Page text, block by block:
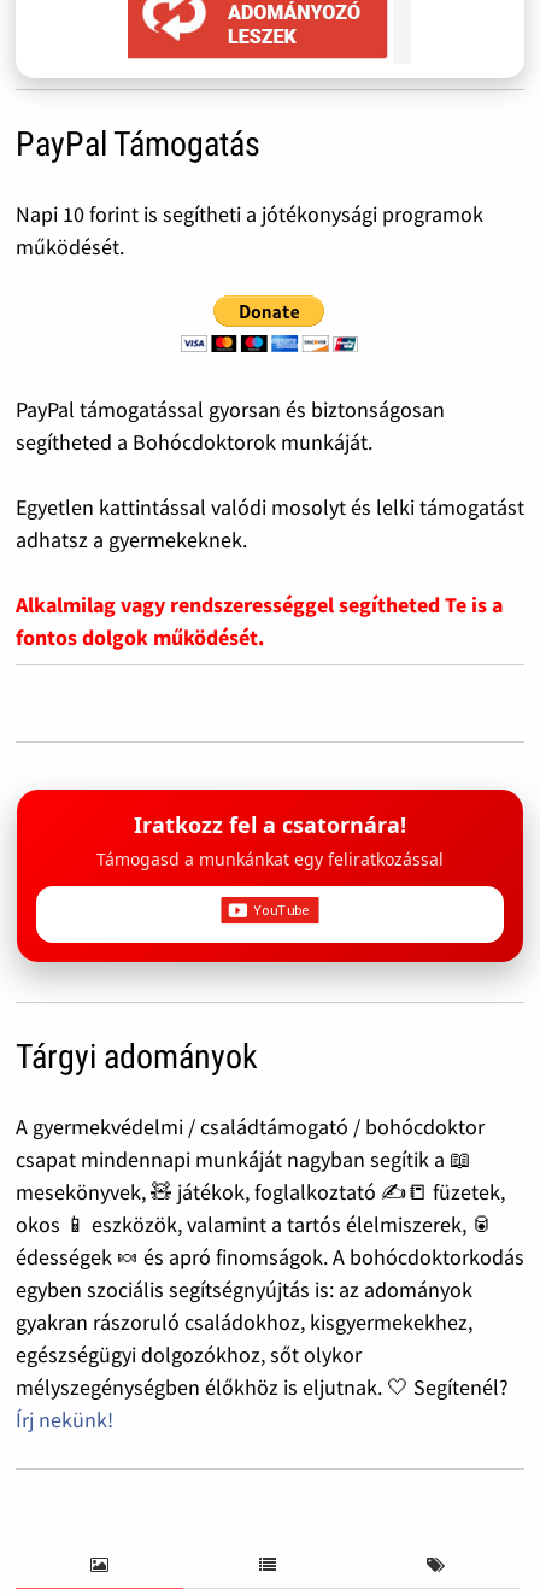
PayPal Támogatás
Napi 10 forint is segítheti a jótékonysági programok
működését.
PayPal támogatással gyorsan és biztonságosan
segítheted a Bohócdoktorok munkáját.
Egyetlen kattintással valódi mosolyt és lelki támogatást
adhatsz a gyermekeknek.
Alkalmilag vagy rendszerességgel segítheted Te is a
fontos dolgok működését.
Iratkozz fel a csatornára!
Támogasd a munkánkat egy feliratkozással
Tárgyi adományok
A gyermekvédelmi / családtámogató / bohócdoktor
csapat mindennapi munkáját nagyban segítik a 📖
mesekönyvek, 🧸 játékok, foglalkoztató ✍️📒 füzetek,
okos 📱 eszközök, valamint a tartós élelmiszerek, 🥫
édességek 🍬 és apró finomságok. A bohócdoktorkodás
egyben szociális segítségnyújtás is: az adományok
gyakran rászoruló családokhoz, kisgyermekekhez,
egészségügyi dolgozókhoz, sőt olykor
mélyszegénységben élőkhöz is eljutnak. 🤍 Segítenél?
Írj nekünk!